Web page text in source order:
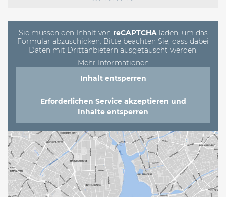
Sie müssen den Inhalt von reCAPTCHAladen, um das
Formular abzuschicken. Bitte beachten Sie, dass dabei
Daten mit Drittanbietern ausgetauscht werden.
Mehr Informationen
Inhalt entsperren
Erforderlichen Service akzeptieren und
Inhalte entsperren